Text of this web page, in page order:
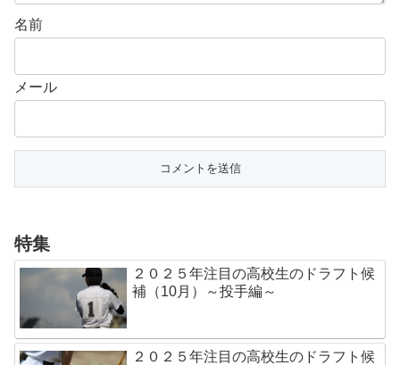
名前
メール
特集
２０２５年注目の高校生のドラフト候
補（10月）～投手編～
２０２５年注目の高校生のドラフト候